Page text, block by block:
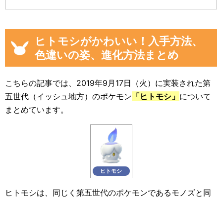
ヒトモシがかわいい！入手方法、
色違いの姿、進化方法まとめ
こちらの記事では、2019年9月17日（火）に実装された第
五世代（イッシュ地方）のポケモン 「ヒトモシ」 について
まとめています。
ヒトモシ
ヒトモシは、同じく第五世代のポケモンであるモノズと同